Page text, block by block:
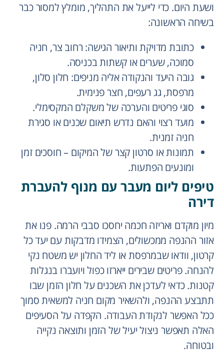
ושעת היום. כדי לייעל את התהליך, מומלץ למסור כבר
בשיחה הראשונה:
כתובת מדויקת ותיאור הגישה: רחוב צר, חניה
סמוכה, שערים או קשתות בכניסה.
גובה היעד והנקודה אליה מניפים: חלון סלון,
מרפסת, גג רעפים, חצר פנימית.
סוגי פריטים והערכה של משקלם המקסימלי.
מועד רצוי והאם נדרש תיאום שכנים או סגירת
חניה זמנית.
תמונות או סרטון קצר של המיקום – חוסכים זמן
ומונעים הפתעות.
טיפים ליום מעבר עם מנוף להעברת
דירה
מיון מוקדם ואריזה חכמה יחסכו סבבי הרמה. פנו את
אזור ההנפה ממכשולים, הצמידו מדבקות עם יעד כל
קרטון, וודאו שבמרפסת או ליד החלון יש משטח נקי
להנחה. פריטים שבירים ייארזו כפול ויועברו בנגלות
קטנות. כדאי לעדכן את השכנים על חלון הזמן שבו
תתבצע ההנפה, ולהשאיר מקום חניה למשאית סמוך
ככל האפשר לנקודת העבודה. הקפדה על הסעיפים
האלה תאפשר ניצול יעיל של הזמן ותוצאה נקייה
ובטוחה.